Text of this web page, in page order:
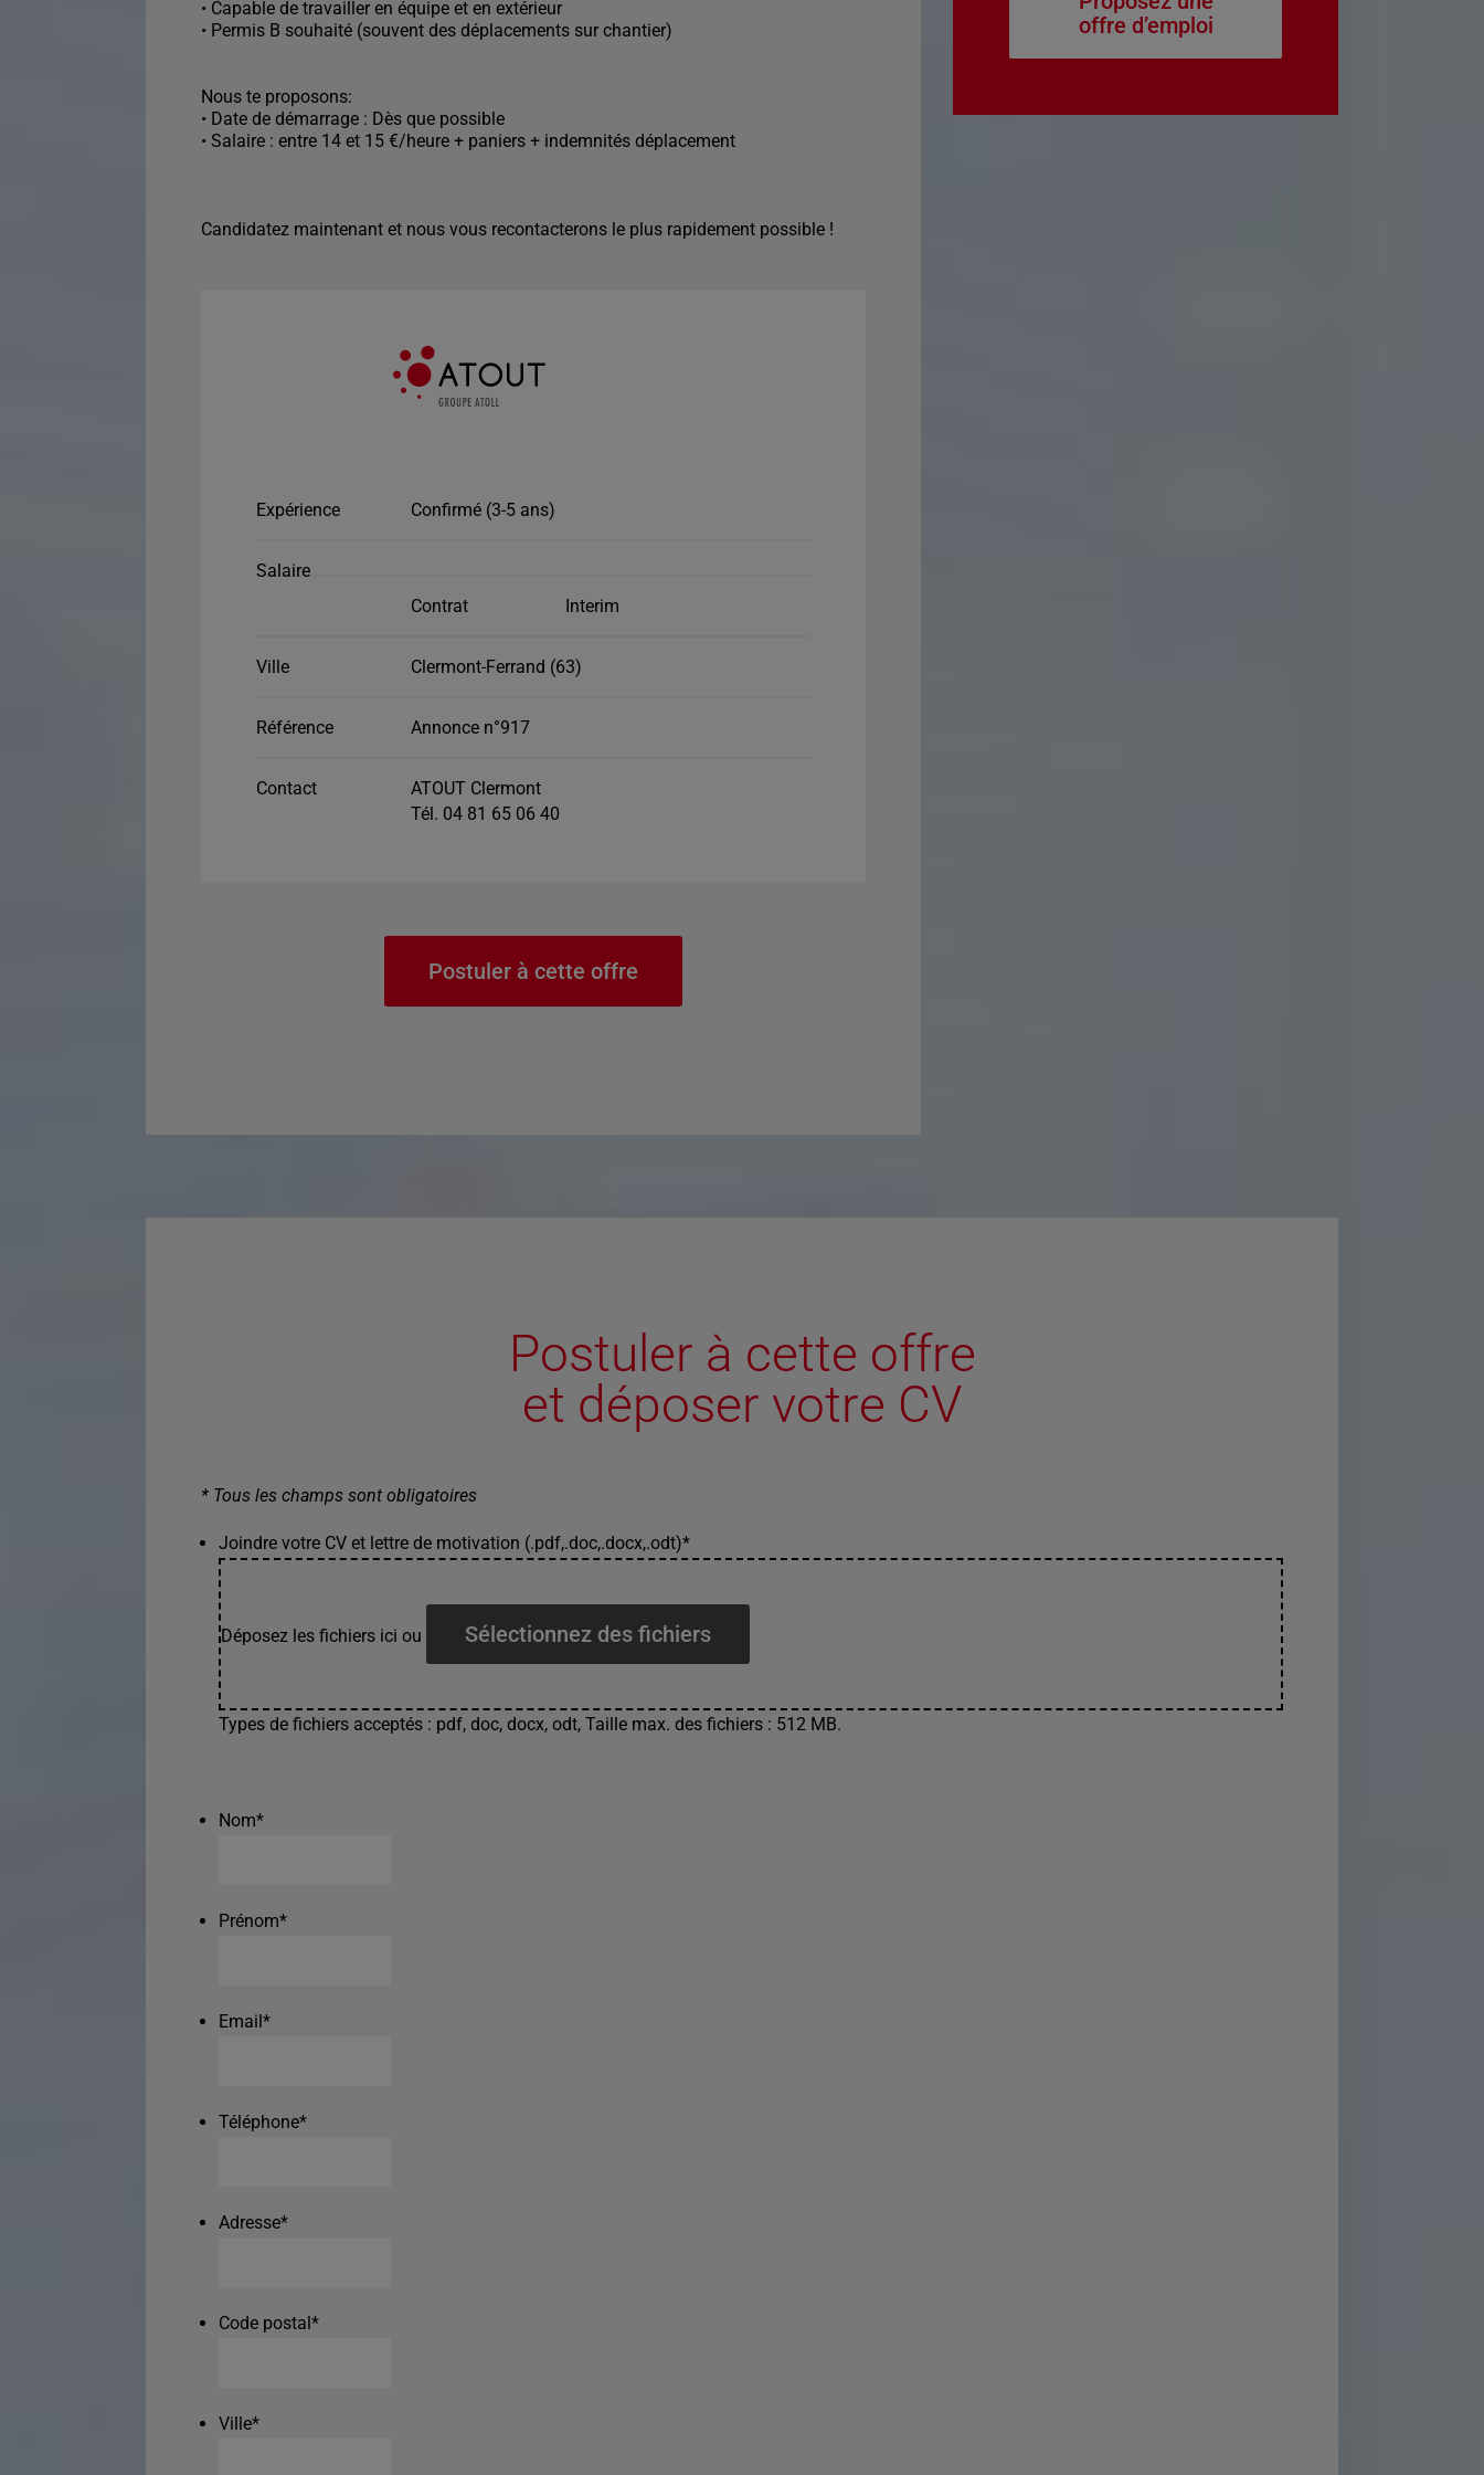
• Capable de travailler en équipe et en extérieur
• Permis B souhaité (souvent des déplacements sur chantier)
Nous te proposons:
• Date de démarrage : Dès que possible
• Salaire : entre 14 et 15 €/heure + paniers + indemnités déplacement
Candidatez maintenant et nous vous recontacterons le plus rapidement possible !
Expérience Confirmé (3-5 ans)
Salaire
Contrat
Interim
Ville Clermont-Ferrand (63)
Référence Annonce n°917
Contact
ATOUT Clermont
Tél. 04 81 65 06 40
Postuler à cette offre
offre d’emploi
Postuler à cette offre
et déposer votre CV
* Tous les champs sont obligatoires
Joindre votre CV et lettre de motivation (.pdf,.doc,.docx,.odt)*
Déposez les fichiers ici ou Sélectionnez des fichiers
Types de fichiers acceptés : pdf, doc, docx, odt, Taille max. des fichiers : 512 MB.
Nom*
Prénom*
Email*
Téléphone*
Adresse*
Code postal*
Ville*